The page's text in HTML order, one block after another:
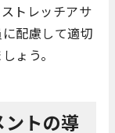
トレッチアサ
配慮して適切
ょう。
トの導